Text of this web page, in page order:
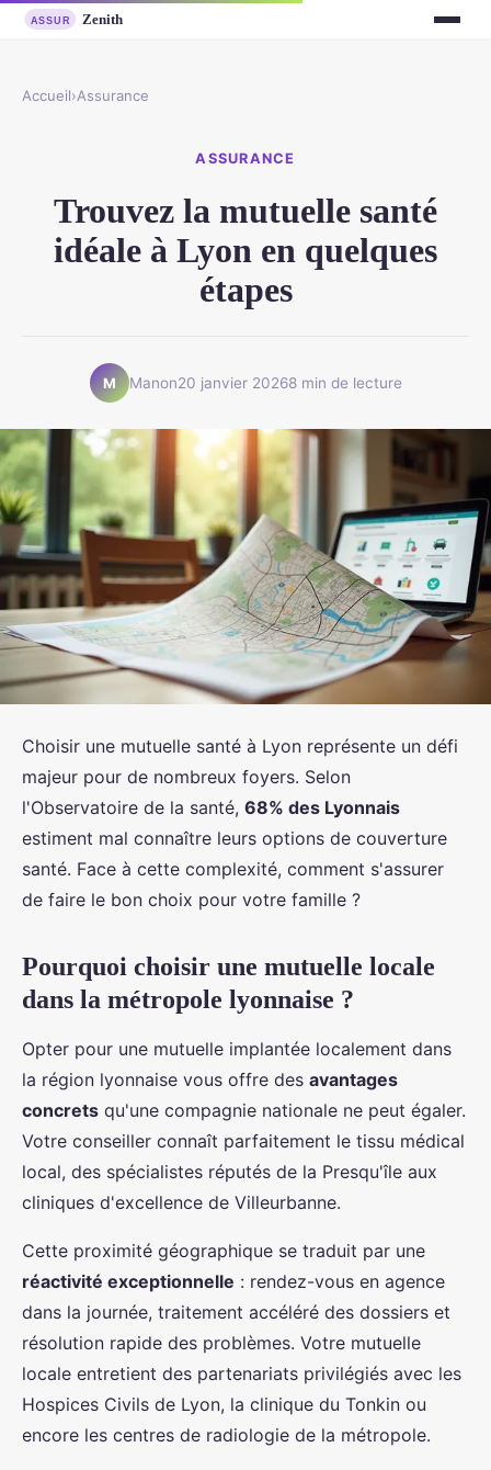
Accueil›Assurance
ASSURANCE
Trouvez la mutuelle santé
idéale à Lyon en quelques
étapes
M Manon20 janvier 20268 min de lecture
Choisir une mutuelle santé à Lyon représente un défi
majeur pour de nombreux foyers. Selon
l'Observatoire de la santé, 68% des Lyonnais
estiment mal connaître leurs options de couverture
santé. Face à cette complexité, comment s'assurer
de faire le bon choix pour votre famille ?
Pourquoi choisir une mutuelle locale
dans la métropole lyonnaise ?
Opter pour une mutuelle implantée localement dans
la région lyonnaise vous offre des avantages
concrets qu'une compagnie nationale ne peut égaler.
Votre conseiller connaît parfaitement le tissu médical
local, des spécialistes réputés de la Presqu'île aux
cliniques d'excellence de Villeurbanne.
Cette proximité géographique se traduit par une
réactivité exceptionnelle : rendez-vous en agence
dans la journée, traitement accéléré des dossiers et
résolution rapide des problèmes. Votre mutuelle
locale entretient des partenariats privilégiés avec les
Hospices Civils de Lyon, la clinique du Tonkin ou
encore les centres de radiologie de la métropole.